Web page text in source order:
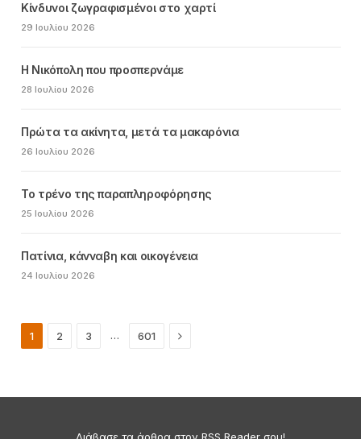
Κίνδυνοι ζωγραφισμένοι στο χαρτί
29 Ιουλίου 2026
Η Νικόπολη που προσπερνάμε
28 Ιουλίου 2026
Πρώτα τα ακίνητα, μετά τα μακαρόνια
26 Ιουλίου 2026
Το τρένο της παραπληροφόρησης
25 Ιουλίου 2026
Πατίνια, κάνναβη και οικογένεια
24 Ιουλίου 2026
1 2 3 … 601 Next